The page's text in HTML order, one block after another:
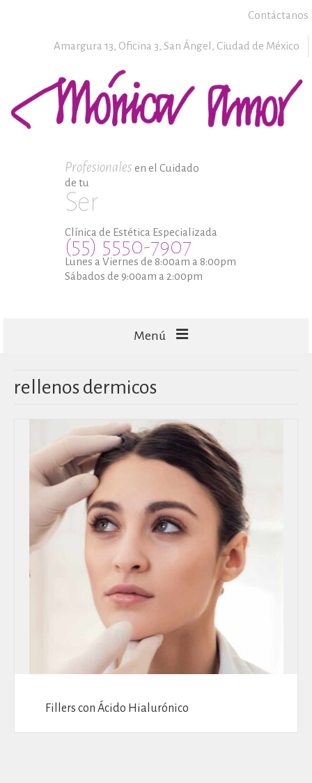
Contáctanos
Amargura 13, Oficina 3, San Ángel, Ciudad de México
Profesionales en el Cuidado
de tu
Ser
Clínica de Estética Especializada
(55) 5550-7907
Lunes a Viernes de 8:00am a 8:00pm
Sábados de 9:00am a 2:00pm
Menú
CAPILARES
TECNOLOGÍA
rellenos dermicos
Fillers con Ácido Hialurónico